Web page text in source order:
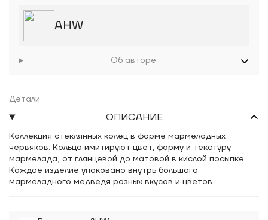
AHW
Об авторе
Детали
ОПИСАНИЕ
Коллекция стеклянных колец в форме мармеладных
червяков. Кольца имитируют цвет, форму и текстуру
мармелада, от глянцевой до матовой в кислой посыпке.
Каждое изделие упаковано внутрь большого
мармеладного медведя разных вкусов и цветов.